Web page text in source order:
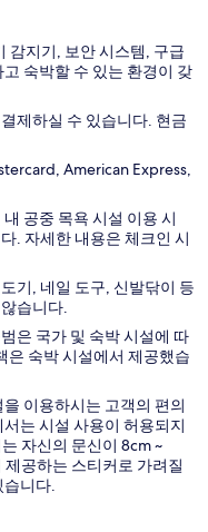
감지기, 보안 시스템, 구급
숙박할 수 있는 환경이 갖
제하실 수 있습니다. 현금
American Express,
공중 목욕 시설 이용 시
. 자세한 내용은 체크인 시
기, 네일 도구, 신발닦이 등
습니다.
은 국가 및 숙박 시설에 따
은 숙박 시설에서 제공했습
이용하시는 고객의 편의
는 시설 사용이 허용되지
자신의 문신이 8cm ~
공하는 스티커로 가려질
습니다.